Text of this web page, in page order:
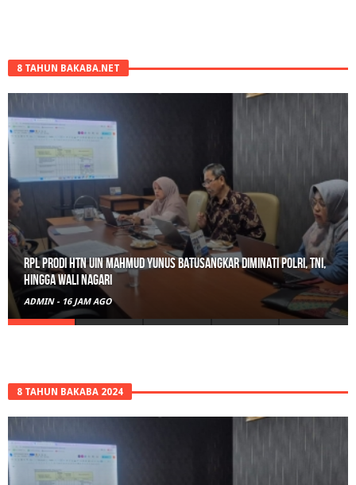
8 TAHUN BAKABA.NET
RPL Prodi HTN UIN Mahmud Yunus Batusangkar Diminati Polri, TNI,
hingga Wali Nagari
ADMIN - 16 JAM AGO
8 TAHUN BAKABA 2024